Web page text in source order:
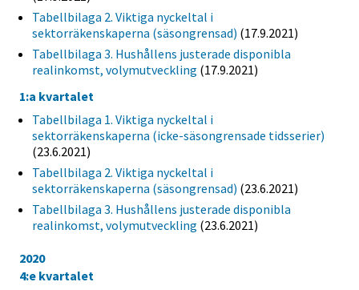
Tabellbilaga 2. Viktiga nyckeltal i
sektorräkenskaperna (säsongrensad) (17.9.2021)
Tabellbilaga 3. Hushållens justerade disponibla
realinkomst, volymutveckling (17.9.2021)
1:a kvartalet
Tabellbilaga 1. Viktiga nyckeltal i
sektorräkenskaperna (icke-säsongrensade tidsserier)
(23.6.2021)
Tabellbilaga 2. Viktiga nyckeltal i
sektorräkenskaperna (säsongrensad) (23.6.2021)
Tabellbilaga 3. Hushållens justerade disponibla
realinkomst, volymutveckling (23.6.2021)
2020
4:e kvartalet